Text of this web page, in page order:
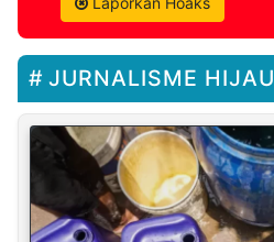
JURNALISME HIJAU